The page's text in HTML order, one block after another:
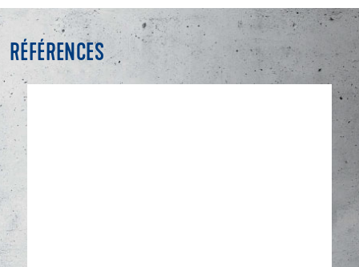
RÉFÉRENCES